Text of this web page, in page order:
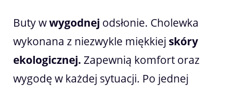
Buty wwygodnej odsłonie. Cholewka
wykonana z niezwykle miękkiej skóry
ekologicznej. Zapewnią komfort oraz
wygodę w każdej sytuacji. Po jednej